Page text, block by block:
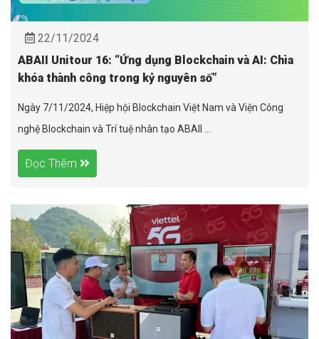
22/11/2024
ABAII Unitour 16: “Ứng dụng Blockchain và AI: Chìa
khóa thành công trong kỷ nguyên số”
Ngày 7/11/2024, Hiệp hội Blockchain Việt Nam và Viện Công
nghệ Blockchain và Trí tuệ nhân tạo ABAII ...
Đọc Thêm